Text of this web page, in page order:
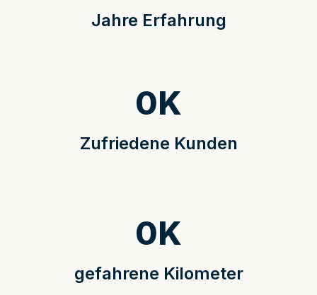
Jahre Erfahrung
Zufriedene Kunden
0K
gefahrene Kilometer
0K